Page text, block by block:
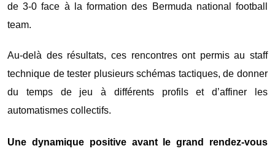
de 3-0 face à la formation des Bermuda national football
team.
Au-delà des résultats, ces rencontres ont permis au staff
technique de tester plusieurs schémas tactiques, de donner
du temps de jeu à différents profils et d’affiner les
automatismes collectifs.
Une dynamique positive avant le grand rendez-vous